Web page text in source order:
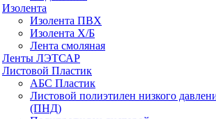
Изолента
Изолента ПВХ
Изолента Х/Б
Лента смоляная
Ленты ЛЭТСАР
Листовой Пластик
АБС Пластик
Листовой полиэтилен низкого
(ПНД)